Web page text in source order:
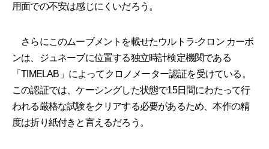
用面での不安は感じにくいだろう。
さらにこのムーブメントを載せたウルトラ-クロン カーボ
ンは、ジュネーブに位置する独立時計検定機関である
「TIMELAB」によってクロノメーター認証を受けている。
この認証では、ケーシングした状態で15日間にわたって行
われる厳格な試験をクリアする必要があるため、本作の精
度は折り紙付きと言えるだろう。